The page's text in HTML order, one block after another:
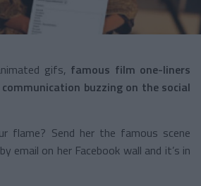
gifs, famous film one-liners
buzzing on the social
flame? Send her the famous scene
email on her Facebook wall and it’s in